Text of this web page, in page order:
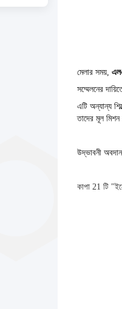
মেলার সময়,
সম্মেলনের
এটি অন্যান্য
তাদের মূল
উদ্ভাবনী
কাপা 21 টি